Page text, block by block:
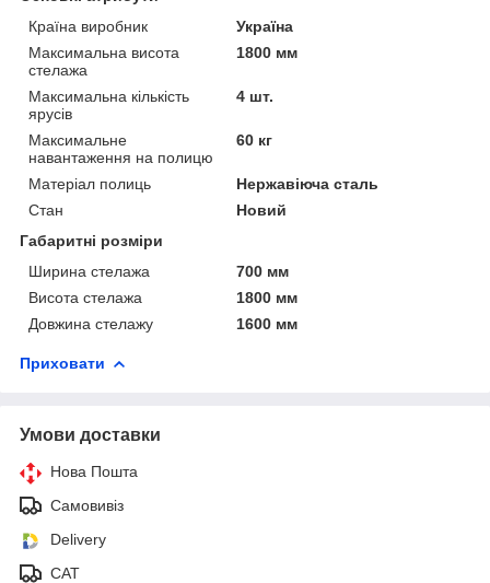
Країна виробник
Україна
Максимальна висота
стелажа
1800 мм
Максимальна кількість
ярусів
4 шт.
Максимальне
навантаження на полицю
60 кг
Матеріал полиць
Нержавіюча сталь
Стан
Новий
Габаритні розміри
Ширина стелажа
700 мм
Висота стелажа
1800 мм
Довжина стелажу
1600 мм
Приховати
Умови доставки
Нова Пошта
Самовивіз
Delivery
САТ